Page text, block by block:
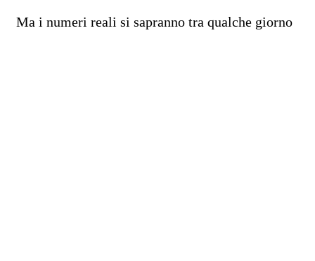
Ma i numeri reali si sapranno tra qualche giorno